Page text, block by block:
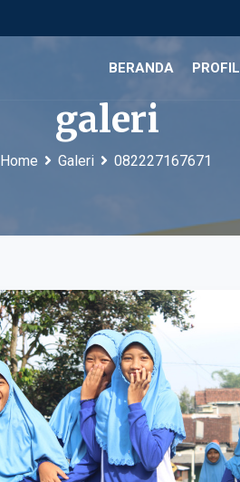
BERANDA PROFIL
galeri
Home Galeri 082227167671